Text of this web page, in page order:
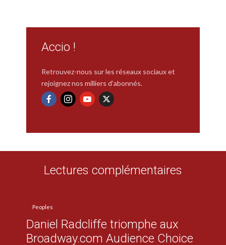
Accio !
Retrouvez-nous sur les réseaux sociaux et
rejoignez nos milliers d'abonnés.
Lectures complémentaires
Peoples
Daniel Radcliffe triomphe aux
Broadway.com Audience Choice